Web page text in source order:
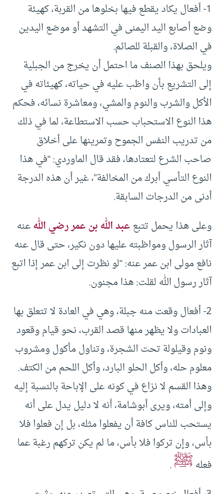
1- أفعال يكاد يقطع فيها بخلوها من القربة، كهيئة
وضع أصابع اليد اليمنى في التشهد أو موضع اليدين
في الصلاة، والقبلة للصائم.
ويلحق بهذا الصنف ما احتمل أن يخرج من الجبلية
إلى التشريع بأن واظب عليه في حياته، كهيئاته في
الأكل والشرب والنوم والمشي، ومعاشرة نسائه، فحكم
هذا النوع الاستحباب حسب الاستطاعة، لما في ذلك
من تدريب النفس الجموح وتمرينها على أخلاق
صاحب الشرع لتعتادها، فقد قال الماوردي: “في هذا
النوع التأسي أبرك من المخالفة”، غير أن هذه الدرجة
أدنى من الدرجات السابقة.
وعلى هذا يحمل تتبععبد الله بن عمر رضي اللهعنه
آثار الرسول ومواظبته عليها دون نكير، حتى قال عنه
نافع مولى ابن عمر عنه: “لو نظرت إلى ابن عمر إذا اتبع
آثار رسول الله لقلت: هذا مجنون.
2- أفعال وقعت منه جبلة، وهي في العادة لا تتعلق بها
العبادات ولا يظهر منها قصد القرب، نحو قيام وقعود
ونوم وقيلولة تحت الشجرة، وتناول مأكول ومشروب
معلوم حله، وأكل الحلو البارد، وأكل اللحم من الكتف.
وهذا القسم لا نزاع في كونه على الإباحة بالنسبة إليه
وإلى أمته، ويرى أبوشامة، أنه لا دليل يدل على أنه
يستحب للناس كافة أن يفعلوا مثله، بل إن فعلوا فلا
بأس، وإن تركوا فلا بأس، ما لم يكن تركهم رغبة عما
فعلهﷺ.